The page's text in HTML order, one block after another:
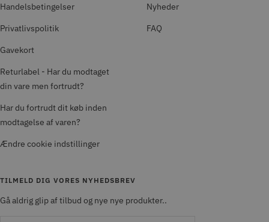
Handelsbetingelser
Privatlivspolitik
Gavekort
Returlabel - Har du modtaget
din vare men fortrudt?
Har du fortrudt dit køb inden
modtagelse af varen?
Ændre cookie indstillinger
Nyheder
FAQ
TILMELD DIG VORES NYHEDSBREV
Gå aldrig glip af tilbud og nye nye produkter..